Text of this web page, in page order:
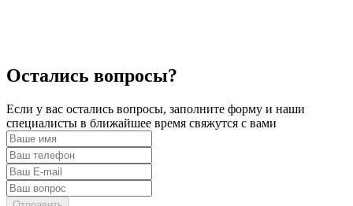
Остались вопросы?
Если у вас остались вопросы, заполните форму и наши
специалисты в ближайшее время свяжутся с вами